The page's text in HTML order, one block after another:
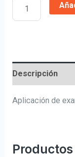
Descripción
Aplicación de